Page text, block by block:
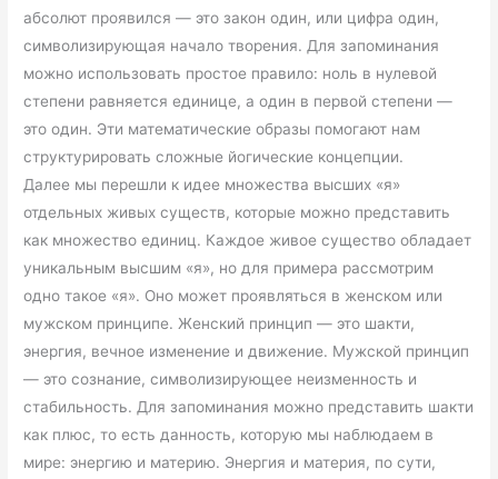
абсолют проявился — это закон один, или цифра один,
символизирующая начало творения. Для запоминания
можно использовать простое правило: ноль в нулевой
степени равняется единице, а один в первой степени —
это один. Эти математические образы помогают нам
структурировать сложные йогические концепции.
Далее мы перешли к идее множества высших «я»
отдельных живых существ, которые можно представить
как множество единиц. Каждое живое существо обладает
уникальным высшим «я», но для примера рассмотрим
одно такое «я». Оно может проявляться в женском или
мужском принципе. Женский принцип — это шакти,
энергия, вечное изменение и движение. Мужской принцип
— это сознание, символизирующее неизменность и
стабильность. Для запоминания можно представить шакти
как плюс, то есть данность, которую мы наблюдаем в
мире: энергию и материю. Энергия и материя, по сути,